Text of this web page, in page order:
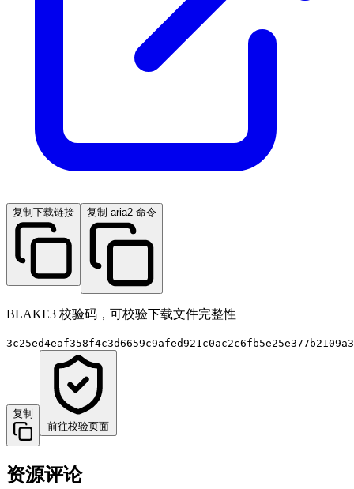
复制下载链接 复制 aria2 命令
BLAKE3 校验码，可校验下载文件完整性
复制
前往校验页面
资源评论